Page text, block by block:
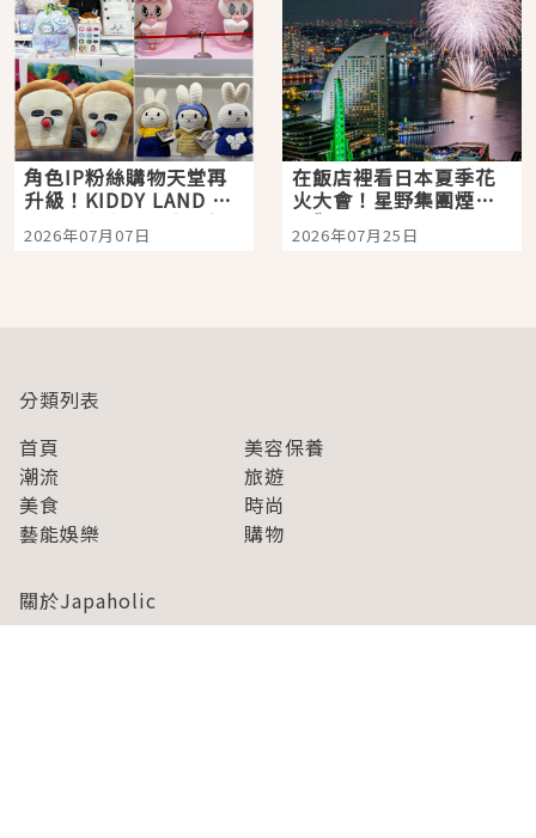
角色IP粉絲購物天堂再
升級！KIDDY LAND 原
宿店吉伊卡哇迎客，新
開幕 OMOKADO 店3分
2026年07月07日
在飯店裡看日本夏季花
火大會！星野集團煙火
景觀飯店6選，讓你不用
人擠人悠閒欣賞
2026年07月25日
分類列表
首頁
美容保養
潮流
旅遊
美食
時尚
藝能娛樂
購物
關於Japaholic